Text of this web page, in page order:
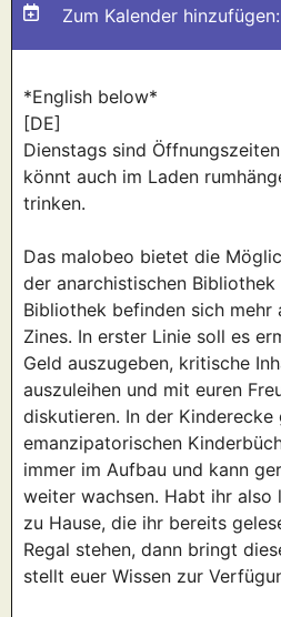
Zum Kalender hinzufügen:
*English below*
[DE]
Dienstags sind
könnt auch im Laden
trinken.
Das malobeo bietet die
der anarchistischen
Bibliothek befinden sich mehr
Zines. In erster Linie soll es
Geld auszugeben, kritische
auszuleihen und mit euren
diskutieren. In der
emanzipatorischen
immer im Aufbau und kann
weiter wachsen. Habt ihr also
zu Hause, die ihr bereits
Regal stehen, dann bringt
stellt euer Wissen zur